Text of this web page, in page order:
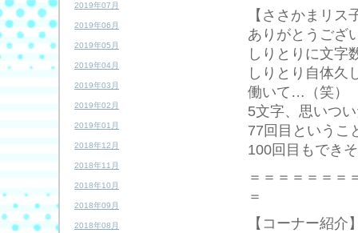
2019年07月
2019年06月
2019年05月
2019年04月
2019年03月
2019年02月
2019年01月
2018年12月
2018年11月
2018年10月
2018年09月
2018年08月
【ささかまリス
ありがとうござ
しりとりに文字
しりとり自体久
働いて…（笑）
5文字、思いつ
77回目というこ
100回目もでき
＝＝＝＝＝＝＝
＝
【コーナー紹介